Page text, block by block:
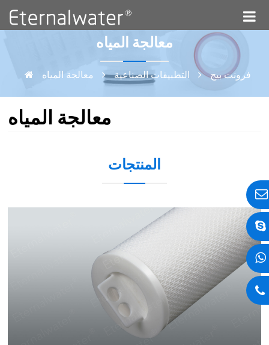
معالجة المياه
فرونت بيج التطبيقات الصناعية معالجة المياه
معالجة المياه
المنتجات